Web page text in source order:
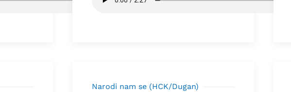
Narodi nam se (HCK/Dugan)